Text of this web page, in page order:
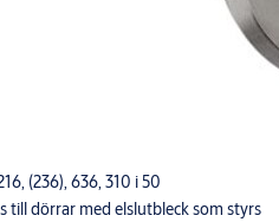
(236), 636, 310 i 50
till dörrar med elslutbleck som styrs